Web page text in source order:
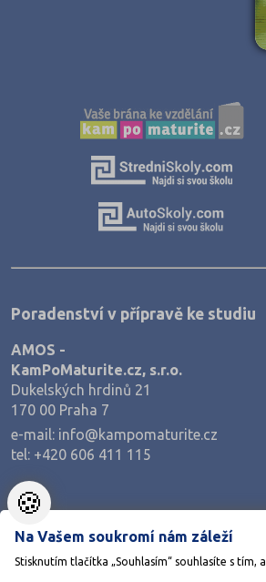
Poradenství v přípravě ke studiu
AMOS -
KamPoMaturite.cz, s.r.o.
Dukelských hrdinů 21
170 00 Praha 7
e-mail: info@kampomaturite.cz
tel: +420 606 411 115
🍪
Na Vašem soukromí nám záleží
Stisknutím tlačítka „Souhlasím“ souhlasíte s tím,